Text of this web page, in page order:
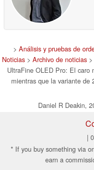
> Análisis y pruebas de
Noticias > Archivo de noticias >
UltraFine OLED Pro: El caro
mientras que la variante de
Daniel R Deakin,
|
* If you buy something via
earn a